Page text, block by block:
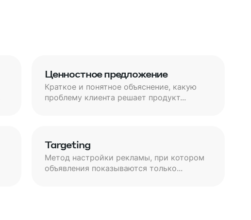
Ценностное предложение
Краткое и понятное объяснение, какую
проблему клиента решает продукт...
Targeting
Метод настройки рекламы, при котором
объявления показываются только...